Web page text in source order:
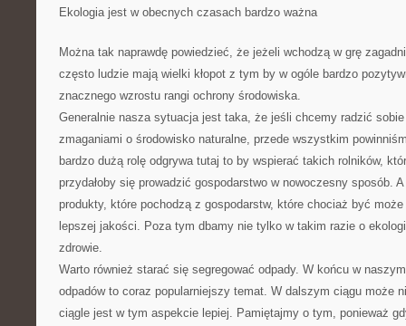
Ekologia jest w obecnych czasach bardzo ważna
Można tak naprawdę powiedzieć, że jeżeli wchodzą w grę
często ludzie mają wielki kłopot z tym by w ogóle bardzo
znacznego wzrostu rangi ochrony środowiska.
Generalnie nasza sytuacja jest taka, że jeśli chcemy radzić
zmaganiami o środowisko naturalne, przede wszystkim
bardzo dużą rolę odgrywa tutaj to by wspierać takich rolników,
przydałoby się prowadzić gospodarstwo w nowoczesny sposób.
produkty, które pochodzą z gospodarstw, które chociaż być
lepszej jakości. Poza tym dbamy nie tylko w takim razie o
zdrowie.
Warto również starać się segregować odpady. W końcu w
odpadów to coraz popularniejszy temat. W dalszym ciągu może
ciągle jest w tym aspekcie lepiej. Pamiętajmy o tym, ponieważ